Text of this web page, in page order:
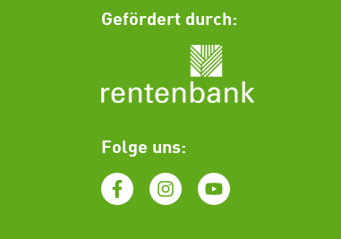
Gefördert durch:
Folge uns: